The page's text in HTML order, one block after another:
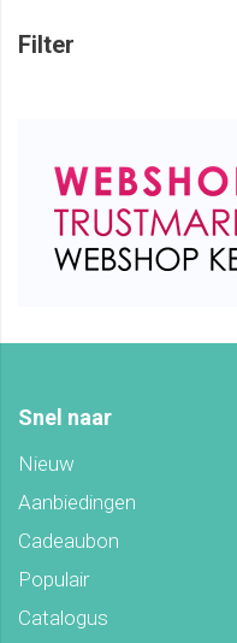
Filter
Snel naar
Nieuw
Aanbiedingen
Cadeaubon
Populair
Catalogus